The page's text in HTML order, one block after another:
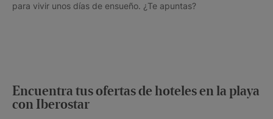
para vivir unos días de ensueño. ¿Te apuntas?
Encuentra tus ofertas de hoteles en la playa
con Iberostar